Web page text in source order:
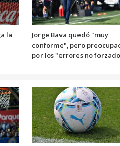
la
Jorge Bava quedó "muy
conforme", pero
por los "errores no